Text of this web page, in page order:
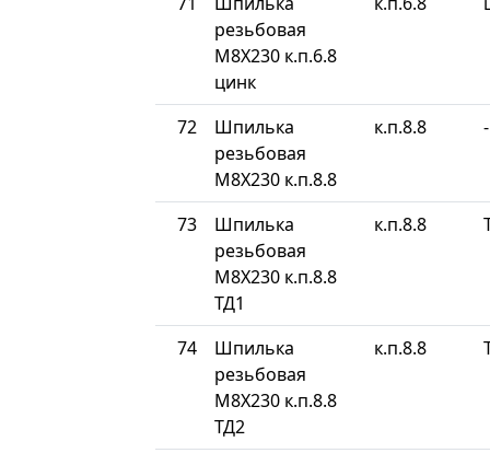
резьбовая
М8Х230 к.п.6.8
цинк
72
Шпилька
резьбовая
М8Х230 к.п.8.8
к.п.8.8 -
73
Шпилька
резьбовая
М8Х230 к.п.8.8
ТД1
к.п.8.8
74
Шпилька
резьбовая
М8Х230 к.п.8.8
ТД2
к.п.8.8